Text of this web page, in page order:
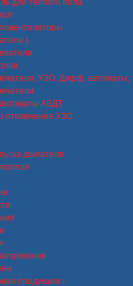
для теплого пола
)
УЗО, Дифф. автоматы,
АВДТ
отключения УЗО
двигателя
продукция